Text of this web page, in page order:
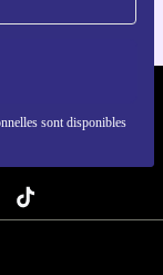
sont disponibles